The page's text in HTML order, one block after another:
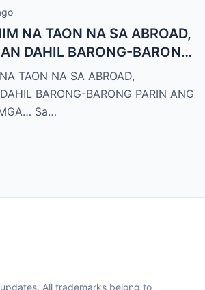
NA TAON NA SA ABROAD,
DAHIL BARONG-BARONG
MGA…
TAON NA SA ABROAD,
BARONG-BARONG PARIN ANG
Sa…
All trademarks belong to